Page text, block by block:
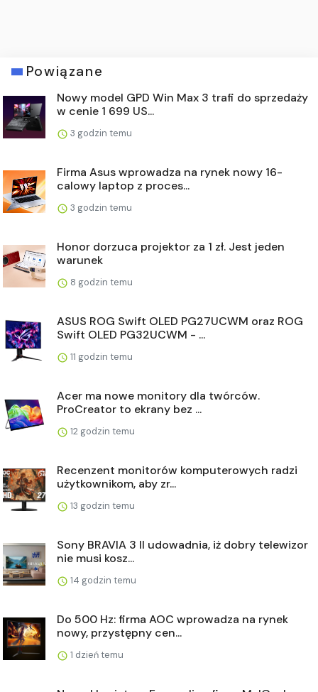
Powiązane
Nowy model GPD Win Max 3 trafi do sprzedaży
w cenie 1 699 US...
3 godzin temu
Firma Asus wprowadza na rynek nowy 16-
calowy laptop z proces...
3 godzin temu
Honor dorzuca projektor za 1 zł. Jest jeden
warunek
8 godzin temu
ASUS ROG Swift OLED PG27UCWM oraz ROG
Swift OLED PG32UCWM - ...
11 godzin temu
Acer ma nowe monitory dla twórców.
ProCreator to ekrany bez ...
12 godzin temu
Recenzent monitorów komputerowych radzi
użytkownikom, aby zr...
13 godzin temu
Sony BRAVIA 3 II udowadnia, iż dobry telewizor
nie musi kosz...
14 godzin temu
Do 500 Hz: firma AOC wprowadza na rynek
nowy, przystępny cen...
1 dzień temu